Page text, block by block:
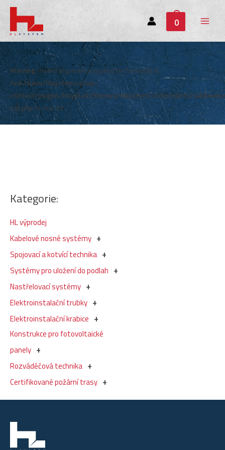
0
Main
Menu
Kategorie:
HL výprodej
Kabelové nosné systémy
Spojovací a kotvící technika
Systémy pro uložení do podlah
Nastřelovací systémy
Elektroinstalační trubky
Elektroinstalační krabice
Konstrukce pro fotovoltaické
panely
Rozváděčová technika
Certifikované požární trasy
Warning: Invalid argument supplied for foreach() in
/var/www/hlsystem.cz/wp-
content/plugins/hlsystem/themes/hlsystem/components/
cat.phpon line12